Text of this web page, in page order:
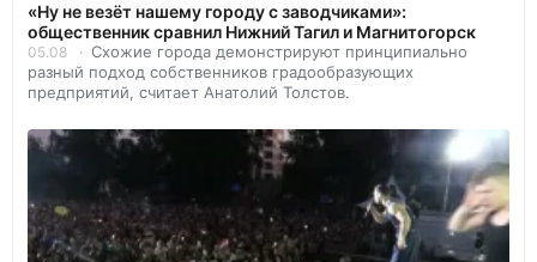
«Ну не везёт нашему городу с заводчиками»:
общественник сравнил Нижний Тагил и Магнитогорск
05.08
Схожие города демонстрируют принципиально
разный подход собственников градообразующих
предприятий, считает Анатолий Толстов.